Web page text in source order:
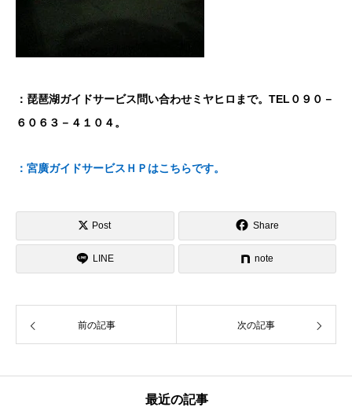
：琵琶湖ガイドサービス問い合わせミヤヒロまで。TEL０９０－
６０６３－４１０４。
：宮廣ガイドサービスＨＰはこちらです。
Post Share
LINE note
前の記事 次の記事
最近の記事